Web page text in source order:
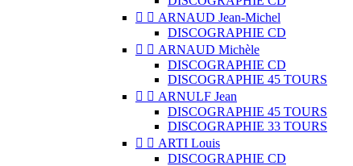
  ARNAUD Jean-Michel
DISCOGRAPHIE CD
  ARNAUD Michèle
DISCOGRAPHIE CD
DISCOGRAPHIE 45 TOURS
  ARNULF Jean
DISCOGRAPHIE 45 TOURS
DISCOGRAPHIE 33 TOURS
  ARTI Louis
DISCOGRAPHIE CD